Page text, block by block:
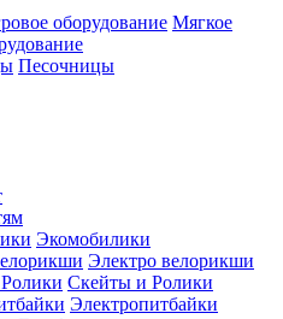
Мягкое
Песочницы
Экомобилики
Электро велорикши
Скейты и Ролики
Электропитбайки